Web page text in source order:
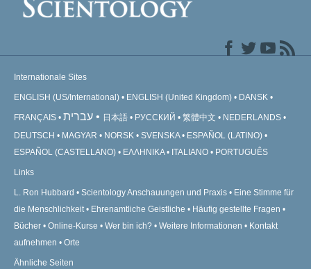
Internationale Sites
ENGLISH (US/International) ENGLISH (United Kingdom) DANSK
FRANÇAIS עברית 日本語 РУССКИЙ 繁體中文
NEDERLANDS
DEUTSCH
MAGYAR NORSK SVENSKA
ESPAÑOL (LATINO)
ESPAÑOL (CASTELLANO)
ΕΛΛΗΝΙΚA ITALIANO PORTUGUÊS
Links
L. Ron Hubbard Scientology Anschauungen und Praxis
Eine Stimme für
die Menschlichkeit
Ehrenamtliche Geistliche
Häufig gestellte Fragen
Bücher
Online-Kurse Wer bin ich? Weitere Informationen
Kontakt
aufnehmen
Orte
Ähnliche Seiten